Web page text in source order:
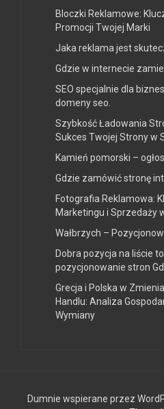
Bloczki Reklamowe:
Promocji Twojej Marki
Jaka reklama jest
Gdzie w internecie
SEO specjalnie dla
domeny seo.
Szybkość Ładowania
Sukces Twojej Strony w
Kamień pomorski –
Gdzie zamówić stronę
Fotografia Reklamowa:
Marketingu i Sprzedaży
Wałbrzych –
Dobra pozycja na liście
pozycjonowanie stron
Grecja i Polska w
Handlu: Analiza
Wymiany
Dumnie wspierane przez